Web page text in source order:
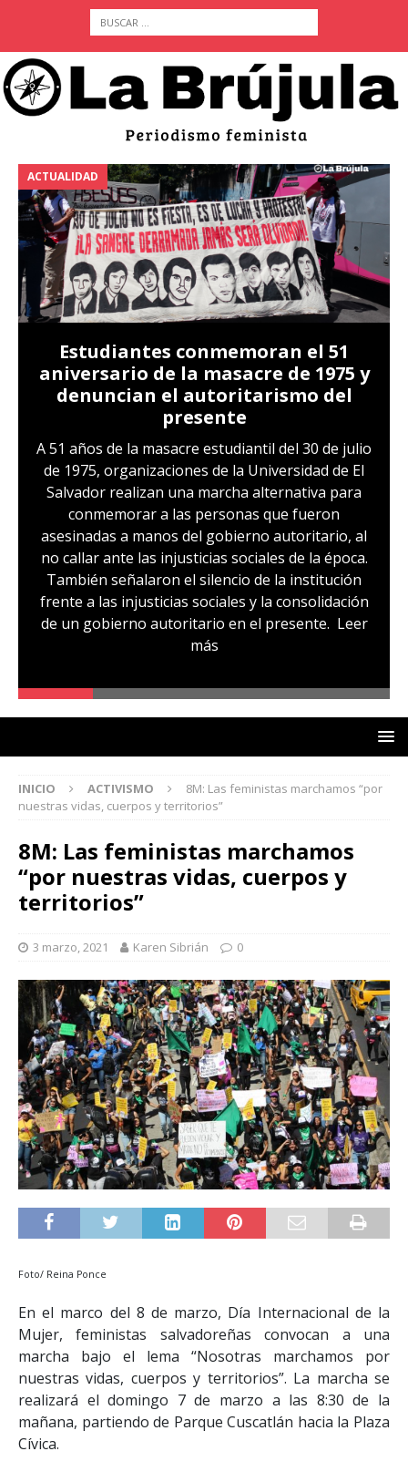
ACTUALIDAD
Estudiantes conmemoran el 51
aniversario de la masacre de 1975 y
denuncian el autoritarismo del
presente
A 51 años de la masacre estudiantil del 30 de julio
de 1975, organizaciones de la Universidad de El
Salvador realizan una marcha alternativa para
conmemorar a las personas que fueron
asesinadas a manos del gobierno autoritario, al
no callar ante las injusticias sociales de la época.
También señalaron el silencio de la institución
frente a las injusticias sociales y la consolidación
de un gobierno autoritario en el presente. Leer
más
INICIO ACTIVISMO
8M: Las feministas marchamos “por
nuestras vidas, cuerpos y territorios”
8M: Las feministas marchamos
“por nuestras vidas, cuerpos y
territorios”
3 marzo, 2021 Karen Sibrián 0
Foto/ Reina Ponce
En el marco del 8 de marzo, Día Internacional de la
Mujer, feministas salvadoreñas convocan a una
marcha bajo el lema “Nosotras marchamos por
nuestras vidas, cuerpos y territorios”. La marcha se
realizará el domingo 7 de marzo a las 8:30 de la
mañana, partiendo de Parque Cuscatlán hacia la Plaza
Cívica.